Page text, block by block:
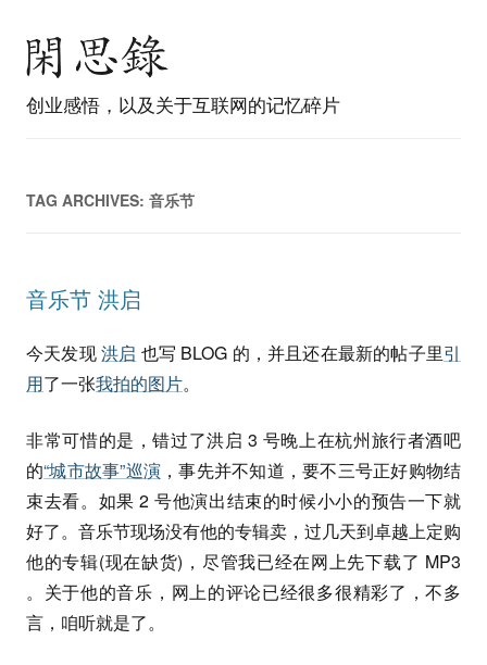
创业感悟，以及关于互联网的记忆碎片
TAG ARCHIVES: 音乐节
音乐节 洪启
今天发现洪启 也写 BLOG 的，并且还在最新的帖子里引
用了一张我拍的图片。
非常可惜的是，错过了洪启 3 号晚上在杭州旅行者酒吧
的“城市故事”巡演 ，事先并不知道，要不三号正好购物结
束去看。如果 2 号他演出结束的时候小小的预告一下就
好了。音乐节现场没有他的专辑卖，过几天到卓越上定购
他的专辑(现在缺货)，尽管我已经在网上先下载了 MP3
。关于他的音乐，网上的评论已经很多很精彩了，不多
言，咱听就是了。